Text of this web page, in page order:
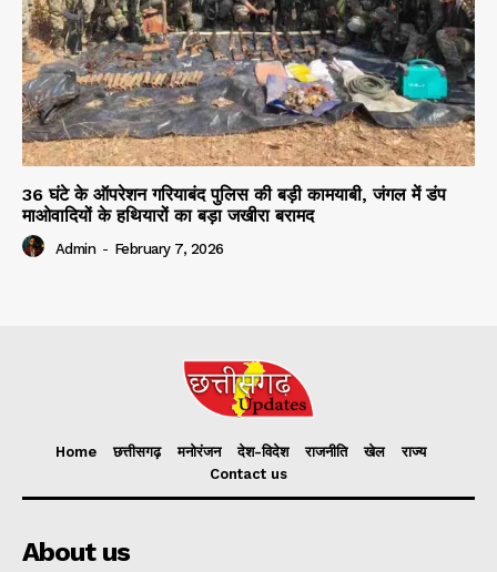
36 घंटे के ऑपरेशन गरियाबंद पुलिस की बड़ी कामयाबी, जंगल में डंप
माओवादियों के हथियारों का बड़ा जखीरा बरामद
Admin - February 7, 2026
Home छत्तीसगढ़ मनोरंजन देश-विदेश राजनीति खेल
राज्य
Contact us
About us